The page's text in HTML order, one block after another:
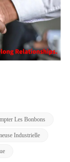
Les Bonbons
Industrielle